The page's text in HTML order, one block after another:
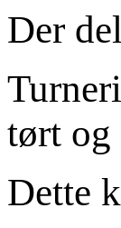
Der
tørt
Dette